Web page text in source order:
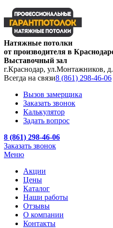
Натяжные потолки
от производителя в
Выставочный зал
г.Краснодар, ул.Монтажников,
Всегда на связи8 (861) 298-46-06
Вызов замерщика
Заказать звонок
Калькулятор
Задать вопрос
8 (861) 298-46-06
Заказать звонок
Меню
Акции
Цены
Каталог
Наши работы
Отзывы
О компании
Контакты